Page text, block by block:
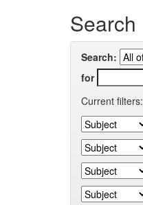
Search
Search:
for
Current filters: